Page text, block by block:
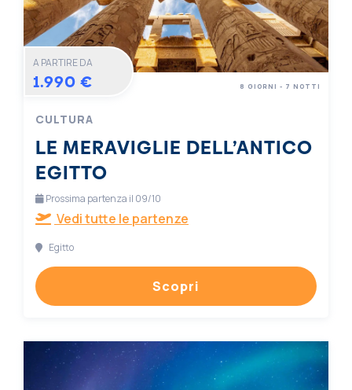
A PARTIRE DA
1.990 €
CULTURA
LE MERAVIGLIE DELL’ANTICO
EGITTO
8 GIORNI - 7 NOTTI
Prossima partenza il 09/10
Vedi tutte le partenze
Egitto
Scopri